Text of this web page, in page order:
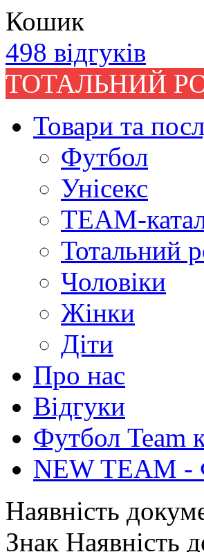
Кошик
498 відгуків
ТОТАЛЬНИЙ
Товари та
Футбол
Унісекс
TEAM-
Тотальний
Чоловіки
Жінки
Діти
Про нас
Відгуки
Футбол Team
NEW TEAM -
Наявність
Знак Наявність